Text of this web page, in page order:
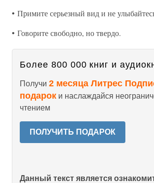
• Примите серьезный вид и не
• Говорите свободно, но твердо.
Более 800 000 книг и
Получи 2 месяца Литрес
подарок и наслаждайся
чтением
ПОЛУЧИТЬ ПОДАРОК
Данный текст является